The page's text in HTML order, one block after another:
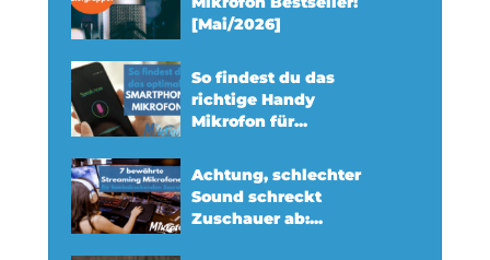
[Mai/2026]
So findest du das
richtige Handy
Mikrofon für...
Achtung, schlechter
Sound schreckt
Zuschauer ab:...